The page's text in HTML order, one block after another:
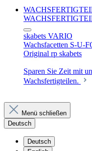
skabets VARIO
Wachsfacetten S-U-
Original rp skabets
Sparen Sie Zeit mit
Wachsfertigteilen.
Menü schließen
Deutsch
Deutsch